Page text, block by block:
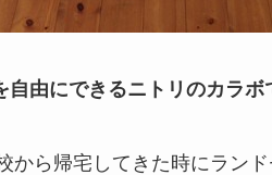
自由にできるニトリのカラボ
から帰宅してきた時にラン